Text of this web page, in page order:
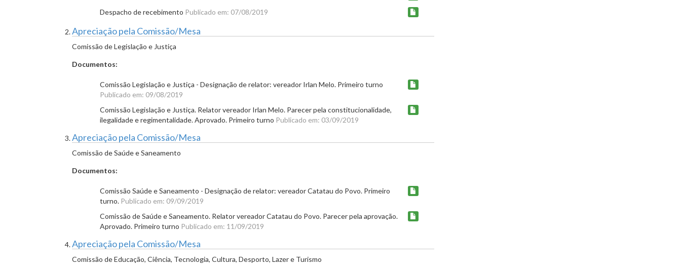
Despacho de recebimento Publicado em: 07/08/2019
Apreciação pela Comissão/Mesa
Comissão de Legislação e Justiça
Documentos:
Comissão Legislação e Justiça - Designação de relator: vereador Irlan Melo. Primeiro turno
Publicado em: 09/08/2019
Comissão Legislação e Justiça. Relator vereador Irlan Melo. Parecer pela constitucionalidade,
ilegalidade e regimentalidade. Aprovado. Primeiro turno Publicado em: 03/09/2019
Apreciação pela Comissão/Mesa
Comissão de Saúde e Saneamento
Documentos:
Comissão Saúde e Saneamento - Designação de relator: vereador Catatau do Povo. Primeiro
turno. Publicado em: 09/09/2019
Comissão de Saúde e Saneamento. Relator vereador Catatau do Povo. Parecer pela aprovação.
Aprovado. Primeiro turno Publicado em: 11/09/2019
Apreciação pela Comissão/Mesa
Comissão de Educação, Ciência, Tecnologia, Cultura, Desporto, Lazer e Turismo